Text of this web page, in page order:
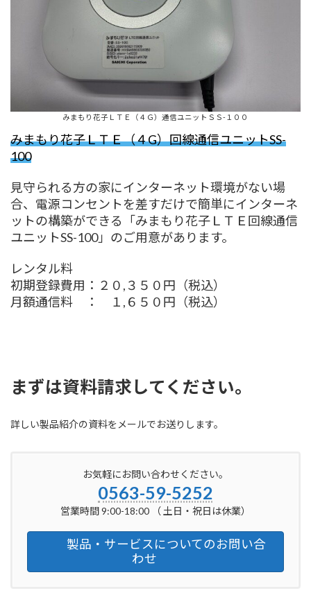
みまもり花子ＬＴＥ（４Ｇ）通信ユニットＳＳ-１００
みまもり花子ＬＴＥ（４G）回線通信ユニットSS-
100
見守られる方の家にインターネット環境がない場
合、電源コンセントを差すだけで簡単にインターネ
ットの構築ができる「みまもり花子ＬＴＥ回線通信
ユニットSS-100」のご用意があります。
レンタル料
初期登録費用：２０,３５０円（税込）
月額通信料 ： １,６５０円（税込）
まずは資料請求してください。
詳しい製品紹介の資料をメールでお送りします。
お気軽にお問い合わせください。
0563-59-5252
営業時間 9:00-18:00 （ 土日・祝日は休業）
製品・サービスについてのお問い合
わせ